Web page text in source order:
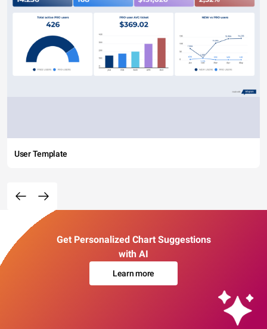
User Template
Get Personalized Chart Suggestions
with AI
Learn more